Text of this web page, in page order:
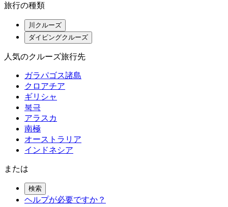
旅行の種類
川クルーズ
ダイビングクルーズ
人気のクルーズ旅行先
ガラパゴス諸島
クロアチア
ギリシャ
북극
アラスカ
南極
オーストラリア
インドネシア
または
検索
ヘルプが必要ですか？